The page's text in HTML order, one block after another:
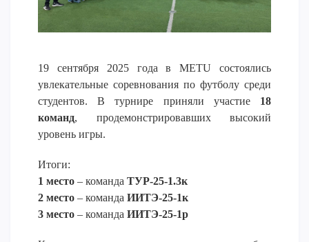
Кампус-тур
METU Courses
Колледж
Бакалавриат
Магистратура
19 сентября 2025 года в METU состоялись
увлекательные соревнования по футболу среди
студентов. В турнире приняли участие 18
команд, продемонстрировавших высокий
уровень игры.
Итоги:
1 место – команда ТУР-25-1.3к
2 место – команда ИИТЭ-25-1к
3 место – команда ИИТЭ-25-1р